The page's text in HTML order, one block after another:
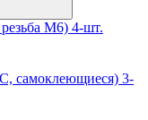
M6) 4-шт.